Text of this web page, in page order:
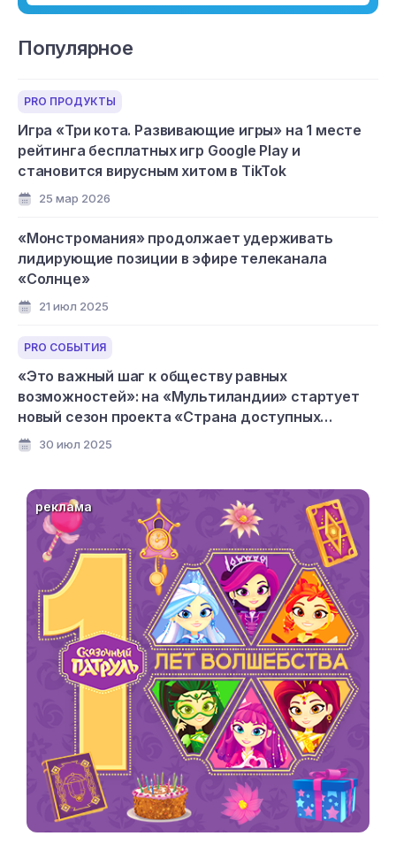
Популярное
PRO ПРОДУКТЫ
Игра «Три кота. Развивающие игры» на 1 месте
рейтинга бесплатных игр Google Play и
становится вирусным хитом в TikTok
25 мар 2026
«Монстромания» продолжает удерживать
лидирующие позиции в эфире телеканала
«Солнце»
21 июл 2025
PRO СОБЫТИЯ
«Это важный шаг к обществу равных
возможностей»: на «Мультиландии» стартует
новый сезон проекта «Страна доступных
мультфильмов»
30 июл 2025
реклама